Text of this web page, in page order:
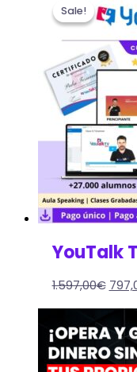
Sale!
Sale!
YouTalk
1.597,00€